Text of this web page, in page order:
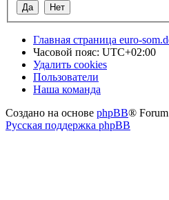
Главная страница euro-
Часовой пояс: UTC+02:00
Удалить cookies
Пользователи
Наша команда
Создано на основе phpBB®
Русская поддержка phpBB